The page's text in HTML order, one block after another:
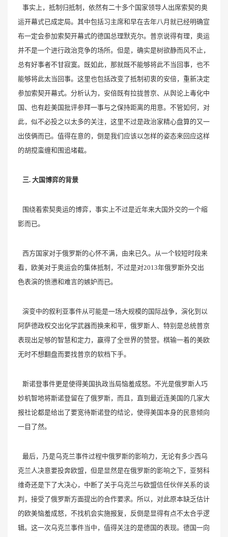
事实上，抵制归抵制，依然有二十多个国家领导人出席索契的奥
运开幕式已成定局。其中包括习主席和早在去年八月就已经明确宣
布一定会参加索契开幕式的德国总理默克尔。普京说得有理，奥运
并不是一个进行政治竞争的场所。但是，确实是树欲静而风不止，
总有好事者不甘寂寞。既如此，那就既不能够将此不当回事，也不
能够将此太当回事。这里也包括改变了抵制初衷的安倍，重新决定
参加索契开幕式。分析认为，安倍既有拉拢普京、从舆论上毒化中
国、也有趁美国批评参拜一事与之保持距离的用意。不管如何，对
此，似不必投之以太多的关注，这里不过是政治家精心盘算的又一
出伎俩而已。值得在意的，倒是我们应该以怎样的姿态来回应这样
的胡搅蛮缠和围追堵截。
三. 大国博弈的背景
围绕着索契奥运的博弈，事实上不过是近年来大国外交的一个缩
影而已。
西方国家对于俄罗斯的心怀不满，由来已久。从一个较短时段来
看，欧美对于奥运会的集体抵制，不过是对2013年俄罗斯外交出
色表演的愤懑和难言的嫉妒而已。
演变中的叙利亚事件从可能是一场大规模的国际战争，演化到以
阿萨德政权交出化学武器而换来和平，俄罗斯人、特别是总统普京
表现出足够的智慧和定力，赢得了全世界的赞誉。棋输一着的美欧
无时不想翻盘而要找普京的软档下手。
斯诺登事件更是使得美国执政当局恼羞成怒。不光是俄罗斯人巧
妙机智地将斯诺登留在了俄罗斯，而且，直到最近连美国的几家大
报社论都是给出了要宽待斯诺登的结论，使得美国本身的民意倾向
一目了然。
最后，乃是乌克兰事件过程中俄罗斯的影响力，无论有多少西乌
克兰人决意要投奔欧盟，但是显然是在俄罗斯的影响之下，亚努科
维奇还是下了大决心，中断了关于乌克兰与欧盟信任伙伴关系的谈
判，接受了俄罗斯方面提出的合作要求。所以，对此原本缺乏估计
的欧美恼羞成怒，不找机会实施报复，反倒是显得有点不太合乎逻
辑。这一次乌克兰事件当中，值得关注的是德国的表现。德国一向